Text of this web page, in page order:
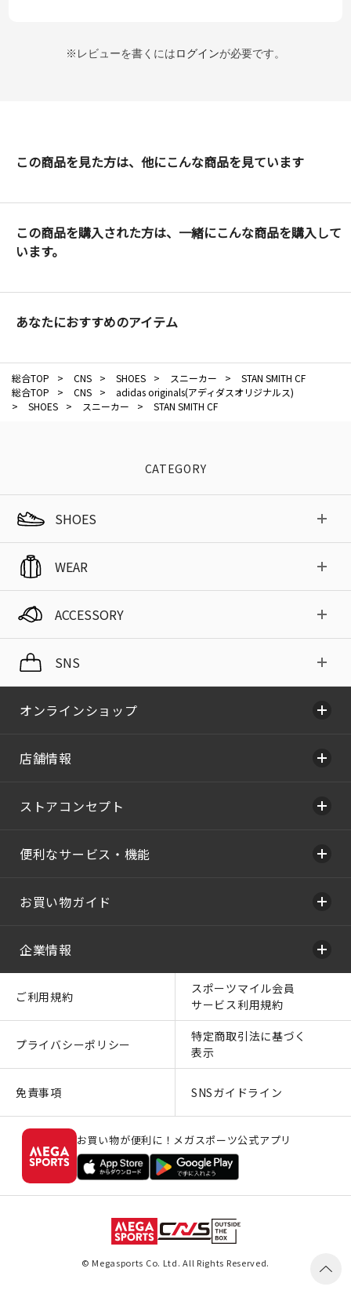
※レビューを書くにはログインが必要です。
この商品を見た方は、他にこんな商品を見ています
この商品を購入された方は、一緒にこんな商品を購入して
います。
あなたにおすすめのアイテム
総合TOP > CNS > SHOES > スニーカー >
STAN SMITH CF
総合TOP
> CNS >
adidas originals(アディダスオリジナルス)
>
SHOES > スニーカー > STAN SMITH CF
CATEGORY
SHOES
WEAR
ACCESSORY
SNS
オンラインショップ
店舗情報
ストアコンセプト
便利なサービス・機能
お買い物ガイド
企業情報
ご利用規約
スポーツマイル会員
サービス利用規約
プライバシーポリシー
特定商取引法に基づく
表示
免責事項 SNSガイドライン
お買い物が便利に！メガスポーツ公式アプリ
© Megasports Co. Ltd. All Rights Reserved.